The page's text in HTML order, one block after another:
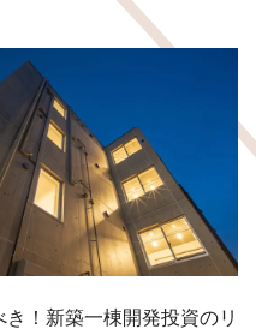
！新築一棟開発投資のリ